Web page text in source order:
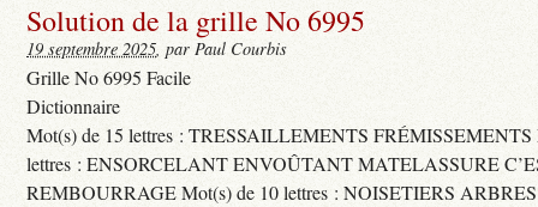
Solution de la grille No 6995
19 septembre 2025, par Paul Courbis
Grille No 6995 Facile
Dictionnaire
Mot(s) de 15 lettres : TRESSAILLEMENTS FRÉMISSEMENTS
lettres : ENSORCELANT ENVOÛTANT MATELASSURE
REMBOURRAGE Mot(s) de 10 lettres : NOISETIERS